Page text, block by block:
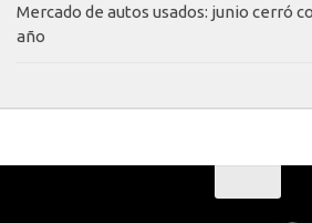
Mercado de autos usados: junio cerró
año